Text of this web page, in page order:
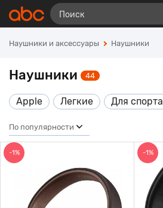
Наушники и аксессуары Наушники
Наушники 44
Apple Легкие Для спорта
По популярности
-1% -1%